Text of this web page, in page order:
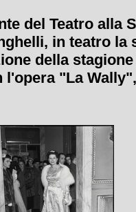
del Teatro alla
in teatro la
della
l'opera "La
di Tatiana
la locandina